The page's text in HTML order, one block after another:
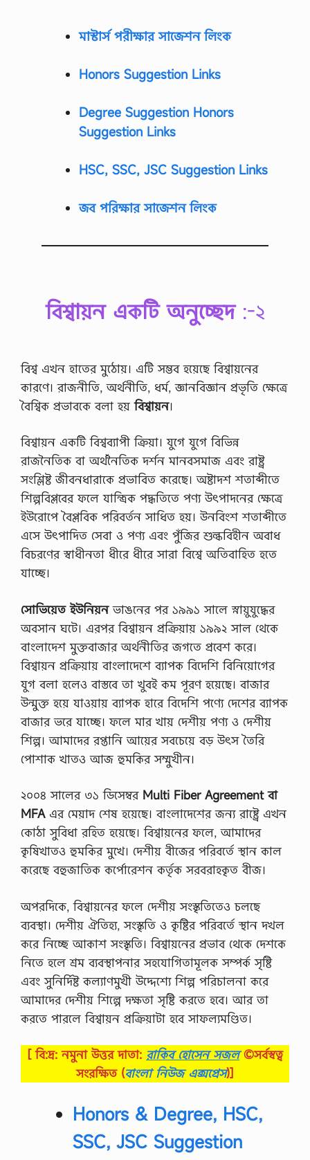
মাস্টার্স পরীক্ষার সাজেশন লিংক
Honors Suggestion Links
Degree Suggestion Honors
Suggestion Links
HSC, SSC, JSC Suggestion Links
জব পরিক্ষার সাজেশন লিংক
বিশ্বায়ন একটি অনুচ্ছেদ:-২
বিশ্ব এখন হাতের মুঠোয়। এটি সম্ভব হয়েছে বিশ্বায়নের
কারণে। রাজনীতি, অর্থনীতি, ধর্ম, জ্ঞানবিজ্ঞান প্রভৃতি ক্ষেত্রে
বৈশ্বিক প্রভাবকে বলা হয়বিশ্বায়ন।
বিশ্বায়ন একটি বিশ্বব্যাপী ক্রিয়া। যুগে যুগে বিভিন্ন
রাজনৈতিক বা অর্থনৈতিক দর্শন মানবসমাজ এবং রাষ্ট্র
সংশ্লিষ্ট জীবনধারাকে প্রভাবিত করেছে। অষ্টাদশ শতাব্দীতে
শিল্পবিপ্লবের ফলে যান্ত্রিক পদ্ধতিতে পণ্য উৎপাদনের ক্ষেত্রে
ইউরােপে বৈপ্লবিক পরিবর্তন সাধিত হয়। উনবিংশ শতাব্দীতে
এসে উৎপাদিত সেবা ও পণ্য এবং পুঁজির শুল্কবিহীন অবাধ
বিচরণের স্বাধীনতা ধীরে ধীরে সারা বিশ্বে অতিবাহিত হতে
যাচ্ছে।
সােভিয়েত ইউনিয়নভাঙনের পর ১৯৯১ সালে স্নায়ুযুদ্ধের
অবসান ঘটে। এরপর বিশ্বায়ন প্রক্রিয়ায় ১৯৯২ সাল থেকে
বাংলাদেশ মুক্তবাজার অর্থনীতির জগতে প্রবেশ করে।
বিশ্বায়ন প্রক্রিয়ায় বাংলাদেশে ব্যাপক বিদেশি বিনিয়ােগের
যুগ বলা হলেও বাস্তবে তা খুবই কম পূরণ হয়েছে। বাজার
উন্মুক্ত হয়ে যাওয়ায় ব্যাপক হারে বিদেশি পণ্যে দেশের ব্যাপক
বাজার ভরে যাচ্ছে। ফলে মার খায় দেশীয় পণ্য ও দেশীয়
শিল্প। আমাদের রপ্তানি আয়ের সবচেয়ে বড় উৎস তৈরি
পােশাক খাতও আজ হুমকির সম্মুখীন।
২০০৪ সালের ৩১ ডিসেম্বর Multi Fiber Agreement বা
MFA এর মেয়াদ শেষ হয়েছে। বাংলাদেশের জন্য রাষ্ট্রে এখন
কোঠা সুবিধা রহিত হয়েছে। বিশ্বায়নের ফলে, আমাদের
কৃষিখাতও হুমকির মুখে। দেশীয় বীজের পরিবর্তে স্থান কাল
করেছে বহুজাতিক কর্পোরেশন কর্তৃক সরবরাহকৃত বীজ।
অপরদিকে, বিশ্বায়নের ফলে দেশীয় সংস্কৃতিতেও চলছে
ব্যবস্থা। দেশীয় ঐতিহ্য, সংস্কৃতি ও কৃষ্টির পরিবর্তে স্থান দখল
করে নিচ্ছে আকাশ সংস্কৃতি। বিশ্বায়নের প্রভাব থেকে দেশকে
নিতে হলে শ্রম ব্যবস্থাপনার সহযােগিতামূলক সম্পর্ক সৃষ্টি
এবং সুনির্দিষ্ট কল্যাণমুখী উদ্দেশ্যে শিল্প পরিচালনা করে
আমাদের দেশীয় শিল্পে দক্ষতা সৃষ্টি করতে হবে। আর তা
করতে পারলে বিশ্বায়ন প্রক্রিয়াটা হবে সাফল্যমণ্ডিত।
[ বি:দ্র: নমুনা উত্তর দাতা: রাকিব হোসেন সজল ©সর্বস্বত্ব
সংরক্ষিত (বাংলা নিউজ এক্সপ্রেস)]
Honors & Degree, HSC,
SSC, JSC Suggestion